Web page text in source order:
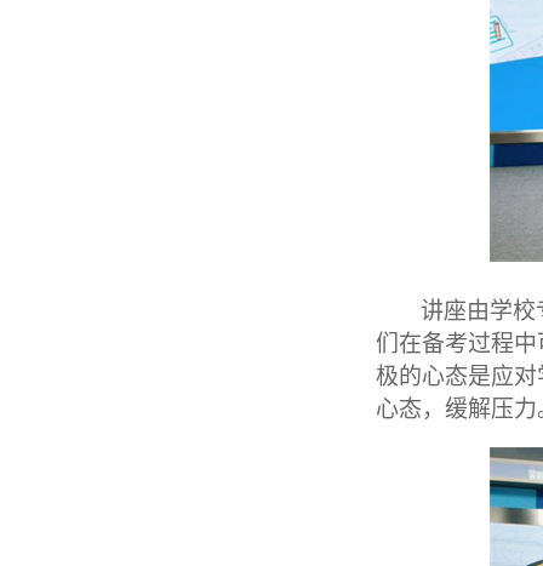
讲座由学校
们在备考过程
极的心态是应
心态，缓解压力